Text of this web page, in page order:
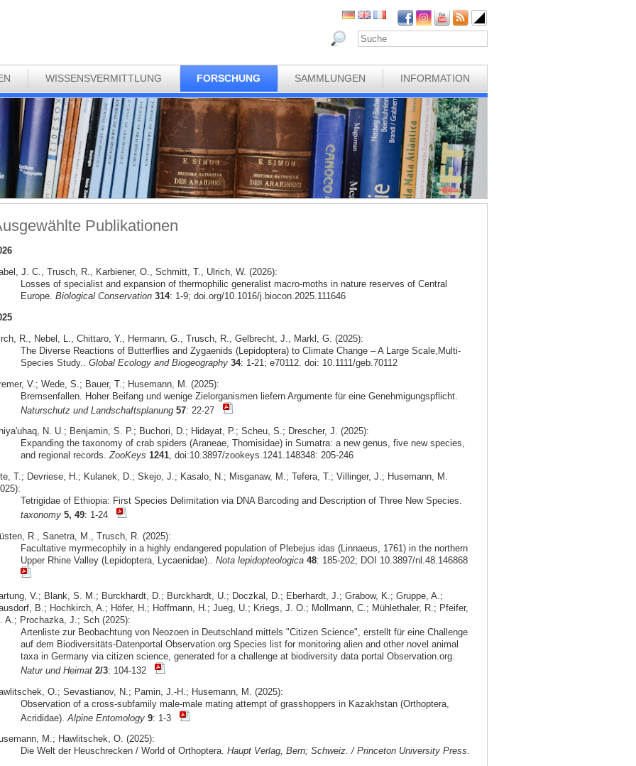
WISSENSVERMITTLUNG FORSCHUNG SAMMLUNGEN INFORMATION
Publikationen
J. C., Trusch, R., Karbiener, O., Schmitt, T., Ulrich, W. (2026):
Losses of specialist and expansion of thermophilic generalist macro-moths in nature reserves of Central
Europe. Biological Conservation 314: 1-9; doi.org/10.1016/j.biocon.2025.111646
R., Nebel, L., Chittaro, Y., Hermann, G., Trusch, R., Gelbrecht, J., Markl, G. (2025):
The Diverse Reactions of Butterflies and Zygaenids (Lepidoptera) to Climate Change – A Large Scale,Multi-
Species Study.. Global Ecology and Biogeography 34: 1-21; e70112. doi: 10.1111/geb.70112
V.; Wede, S.; Bauer, T.; Husemann, M. (2025):
Bremsenfallen. Hoher Beifang und wenige Zielorganismen liefern Argumente für eine Genehmigungspflicht.
Naturschutz und Landschaftsplanung 57: 22-27
N. U.; Benjamin, S. P.; Buchori, D.; Hidayat, P.; Scheu, S.; Drescher, J. (2025):
Expanding the taxonomy of crab spiders (Araneae, Thomisidae) in Sumatra: a new genus, five new species,
and regional records.ZooKeys 1241, doi:10.3897/zookeys.1241.148348: 205-246
T.; Devriese, H.; Kulanek, D.; Skejo, J.; Kasalo, N.; Misganaw, M.; Tefera, T.; Villinger, J.; Husemann, M.
Tetrigidae of Ethiopia: First Species Delimitation via DNA Barcoding and Description of Three New Species.
taxonomy 5, 49: 1-24
R., Sanetra, M., Trusch, R. (2025):
Facultative myrmecophily in a highly endangered population of Plebejus idas (Linnaeus, 1761) in the northern
Upper Rhine Valley (Lepidoptera, Lycaenidae).. Nota lepidopteologica 48: 185-202; DOI 10.3897/nl.48.146868
V.; Blank, S. M.; Burckhardt, D.; Burckhardt, U.; Doczkal, D.; Eberhardt, J.; Grabow, K.; Gruppe, A.;
B.; Hochkirch, A.; Höfer, H.; Hoffmann, H.; Jueg, U.; Kriegs, J. O.; Mollmann, C.; Mühlethaler, R.; Pfeifer,
A.; Prochazka, J.; Sch (2025):
Artenliste zur Beobachtung von Neozoen in Deutschland mittels "Citizen Science", erstellt für eine Challenge
auf dem Biodiversitäts-Datenportal Observation.org Species list for monitoring alien and other novel animal
taxa in Germany via citizen science, generated for a challenge at biodiversity data portal Observation.org.
Natur und Heimat 2/3: 104-132
O.; Sevastianov, N.; Pamin, J.-H.; Husemann, M. (2025):
Observation of a cross-subfamily male-male mating attempt of grasshoppers in Kazakhstan (Orthoptera,
Acrididae). Alpine Entomology 9: 1-3
M.; Hawlitschek, O. (2025):
Die Welt der Heuschrecken / World of Orthoptera. Haupt Verlag, Bern; Schweiz. / Princeton University Press.